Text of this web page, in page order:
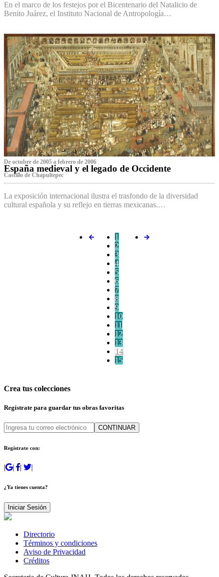
En el marco de los festejos por el Bicentenario del Natalicio de
Benito Juárez, el Instituto Nacional de Antropología…
De octubre de 2005 a febrero de 2006
España medieval y el legado de Occidente
Castillo de Chapultepec
La exposición internacional ilustra el trasfondo de la diversidad
cultural española y su reflejo en tierras mexicanas.…
1
2
3
4
5
6
7
8
9
10
11
12
13
14
15
Crea tus colecciones
Regístrate para guardar tus obras favoritas
CONTINUAR
Regístrate con:
| | | |
¿Ya tienes cuenta?
Iniciar Sesión
Directorio
Términos y condiciones
Aviso de Privacidad
Créditos